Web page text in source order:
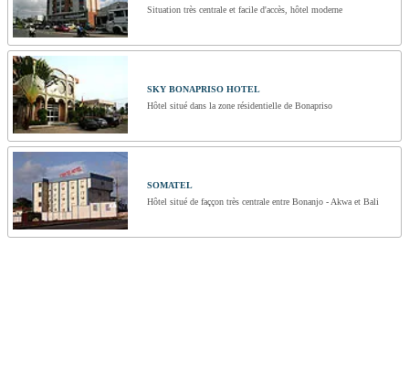
Situation très centrale et facile d'accès, hôtel moderne
SKY BONAPRISO HOTEL
Hôtel situé dans la zone résidentielle de Bonapriso
SOMATEL
Hôtel situé de faççon très centrale entre Bonanjo - Akwa et Bali